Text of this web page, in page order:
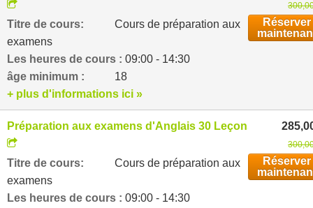
Titre de cours:
Cours de préparation aux
examens
Les heures de cours : 09:00 - 14:30
âge minimum :
18
Réserver
+ plus d'informations ici »
Préparation aux examens d'Anglais 30 Leçons par
Titre de cours:
Cours de préparation aux
examens
Les heures de cours : 09:00 - 14:30
Réserver